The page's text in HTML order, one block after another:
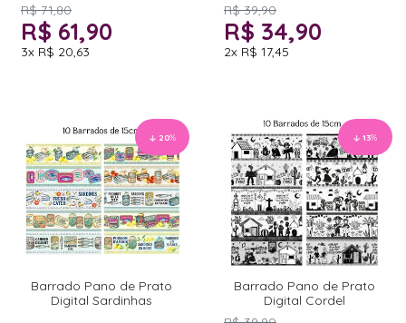
R$ 71,80
R$ 61,90
3x R$ 20,63
R$ 39,90
R$ 34,90
2x R$ 17,45
20%
Barrado Pano de Prato
Digital Sardinhas
13%
Barrado Pano de Prato
Digital Cordel